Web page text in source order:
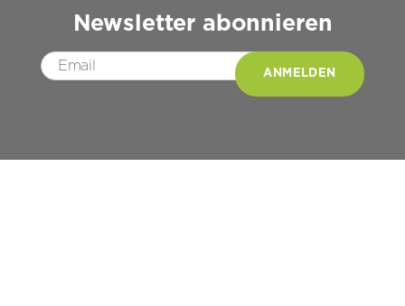
Newsletter abonnieren
Please leave this field empty.